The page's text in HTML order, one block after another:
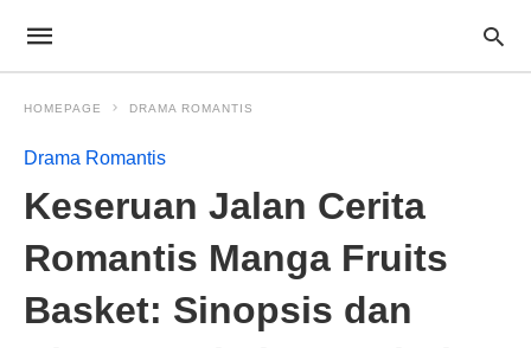
HOMEPAGE DRAMA ROMANTIS
Drama Romantis
Keseruan Jalan Cerita
Romantis Manga Fruits
Basket: Sinopsis dan